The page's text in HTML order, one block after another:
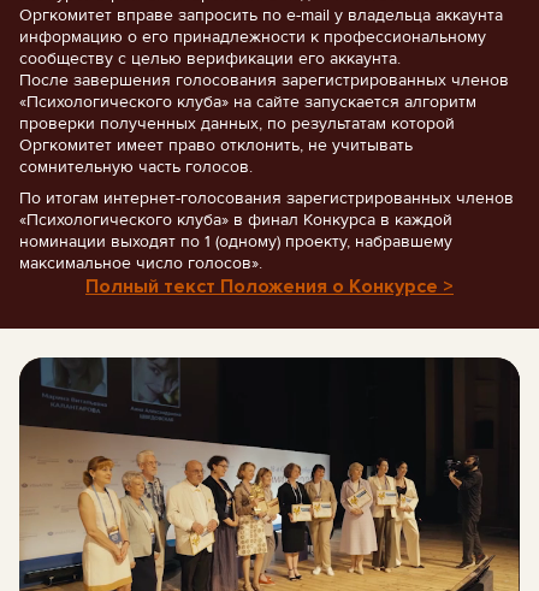
Оргкомитет вправе запросить по e-mail у владельца аккаунта
информацию о его принадлежности к профессиональному
сообществу с целью верификации его аккаунта.
После завершения голосования зарегистрированных членов
«Психологического клуба» на сайте запускается алгоритм
проверки полученных данных, по результатам которой
Оргкомитет имеет право отклонить, не учитывать
сомнительную часть голосов.
По итогам интернет-голосования зарегистрированных членов
«Психологического клуба» в финал Конкурса в каждой
номинации выходят по 1 (одному) проекту, набравшему
максимальное число голосов».
Полный текст Положения о Конкурсе >